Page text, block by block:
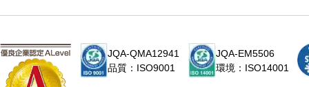
JQA-QMA12941
品質：ISO9001
JQA-EM5506
環境：ISO14001